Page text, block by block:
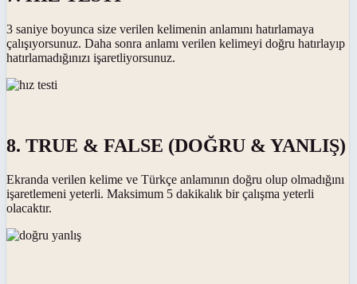
3 saniye boyunca size verilen kelimenin anlamını hatırlamaya
çalışıyorsunuz. Daha sonra anlamı verilen kelimeyi doğru hatırlayıp
hatırlamadığınızı işaretliyorsunuz.
8. TRUE & FALSE (DOĞRU & YANLIŞ)
Ekranda verilen kelime ve Türkçe anlamının doğru olup olmadığını
işaretlemeni yeterli. Maksimum 5 dakikalık bir çalışma yeterli
olacaktır.